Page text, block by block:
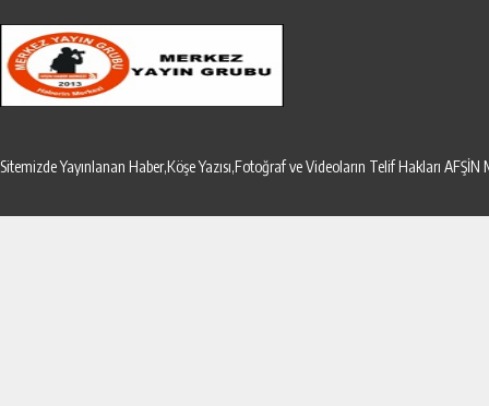
Sitemizde Yayınlanan Haber,Köşe Yazısı,Fotoğraf ve Videoların Telif Hakları